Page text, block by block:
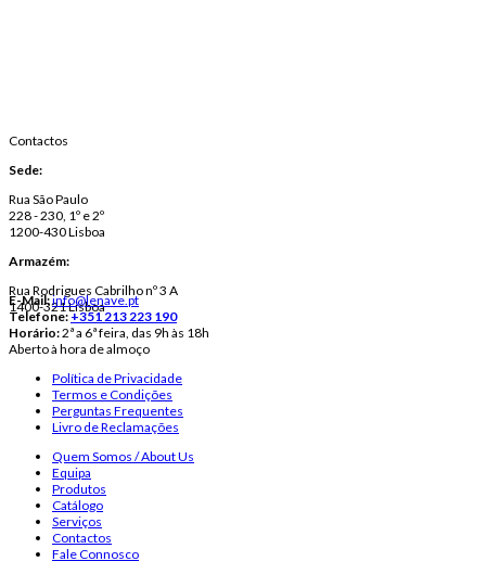
Contactos
Sede:
Rua São Paulo
228 - 230, 1º e 2º
1200-430 Lisboa
Armazém:
Rua Rodrigues Cabrilho nº 3 A
1400-321 Lisboa
E-Mail:info@lenave.pt
Telefone:+351 213 223 190
Horário:2ª a 6ª feira, das 9h às 18h
Aberto à hora de almoço
Política de Privacidade
Termos e Condições
Perguntas Frequentes
Livro de Reclamações
Quem Somos / About Us
Equipa
Produtos
Catálogo
Serviços
Contactos
Fale Connosco